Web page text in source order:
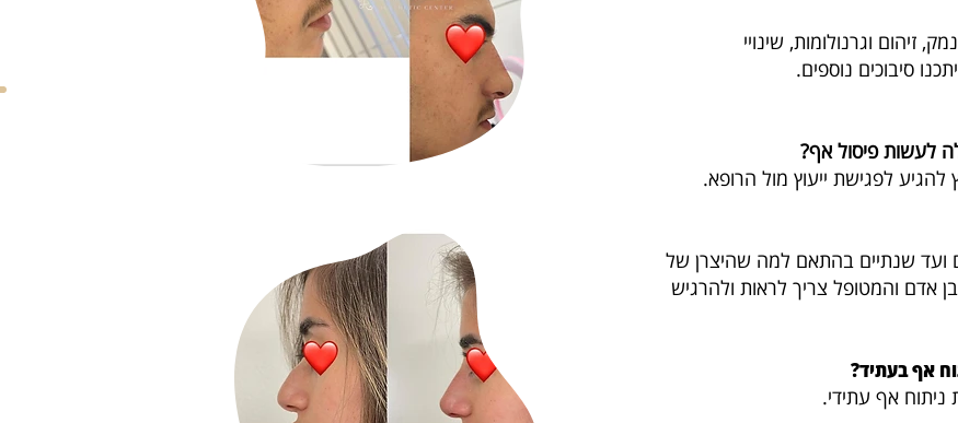
זיהום וגרנולומות, שינויי
סיבוכים נוספים.
לעשות פיסול אף?
לפגישת ייעוץ מול הרופא.
מחזיקה מ10 חודשים ועד שנתיים בהתאם למה שהיצרן של
אדם והמטופל צריך לראות ולהרגיש
אף בעתיד?
אף עתידי.